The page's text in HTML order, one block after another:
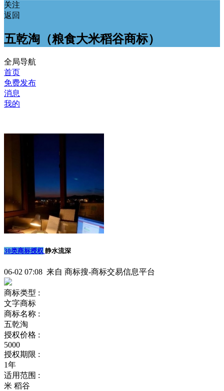
关注
返回
五乾淘（粮食大米稻谷商标）
全局导航
首页
免费发布
消息
我的
30类商标授权 静水流深
06-02 07:08 来自 商标搜-商标交易信息平台
商标类型 :
文字商标
商标名称 :
五乾淘
授权价格 :
5000
授权期限 :
1年
适用范围 :
米 稻谷